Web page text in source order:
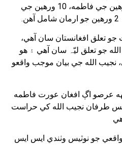
۾ مليا آهن جنهن ۾ 30 ورهين جي فاطمه، 10 ورهين جي
تعلق افغانستان سان آهي،
جو تعلق ليّہ سان آهي ۽ هو
الله جي بيان موجب واقعو
عرصو اڳ افغان عورت فاطمه
طرفان نجيب الله کي حراست
واقعي جو نوٽيس وٺندي ايس ايس